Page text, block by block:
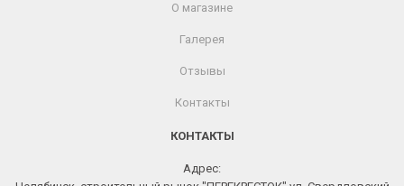
О магазине
Галерея
Отзывы
Контакты
КОНТАКТЫ
Адрес: